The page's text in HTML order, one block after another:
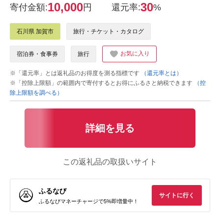
寄付金額:10,000円 還元率:30%
石川県 加賀市 旅行・チケット・カタログ
宿泊券・食事券 旅行 お気に入り
※「還元率」とは返礼品のお得度を測る指標です
（還元率とは）
※「控除上限額」の範囲内で寄付するとお得にふるさと納税できます
（控
除上限額を調べる）
詳細を見る
この返礼品の取扱いサイト
ふるなび
ふるなびマネーチャージで5%即増量中！
サイトに行く